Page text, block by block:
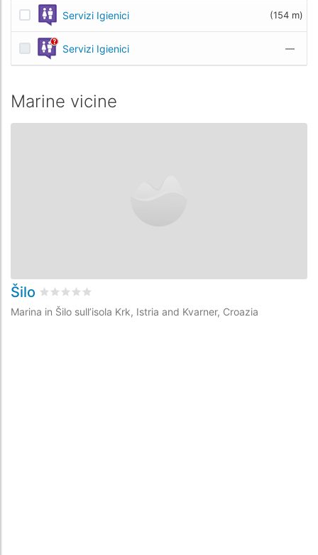
Servizi Igienici (154 m)
Servizi Igienici —
Marine vicine
Šilo Valutato0
Marina in Šilo sull’isola Krk, Istria and Kvarner, Croazia